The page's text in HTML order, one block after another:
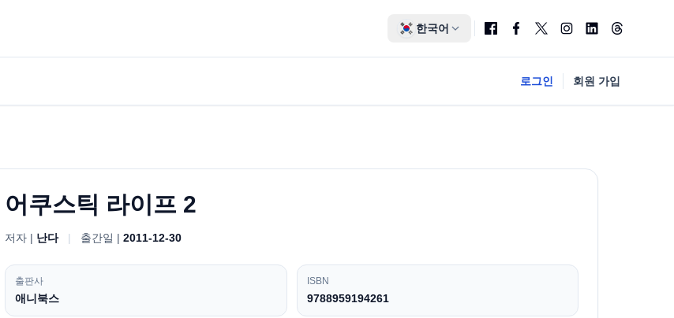
한국어
로그인 회원 가입
어쿠스틱 라이프 2
저자 | 난다 | 출간일 |2011-12-30
출판사
애니북스
ISBN
9788959194261